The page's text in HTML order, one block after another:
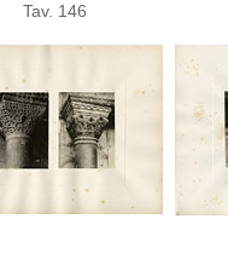
Tav. 146